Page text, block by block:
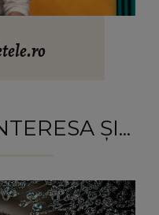
ȘI...